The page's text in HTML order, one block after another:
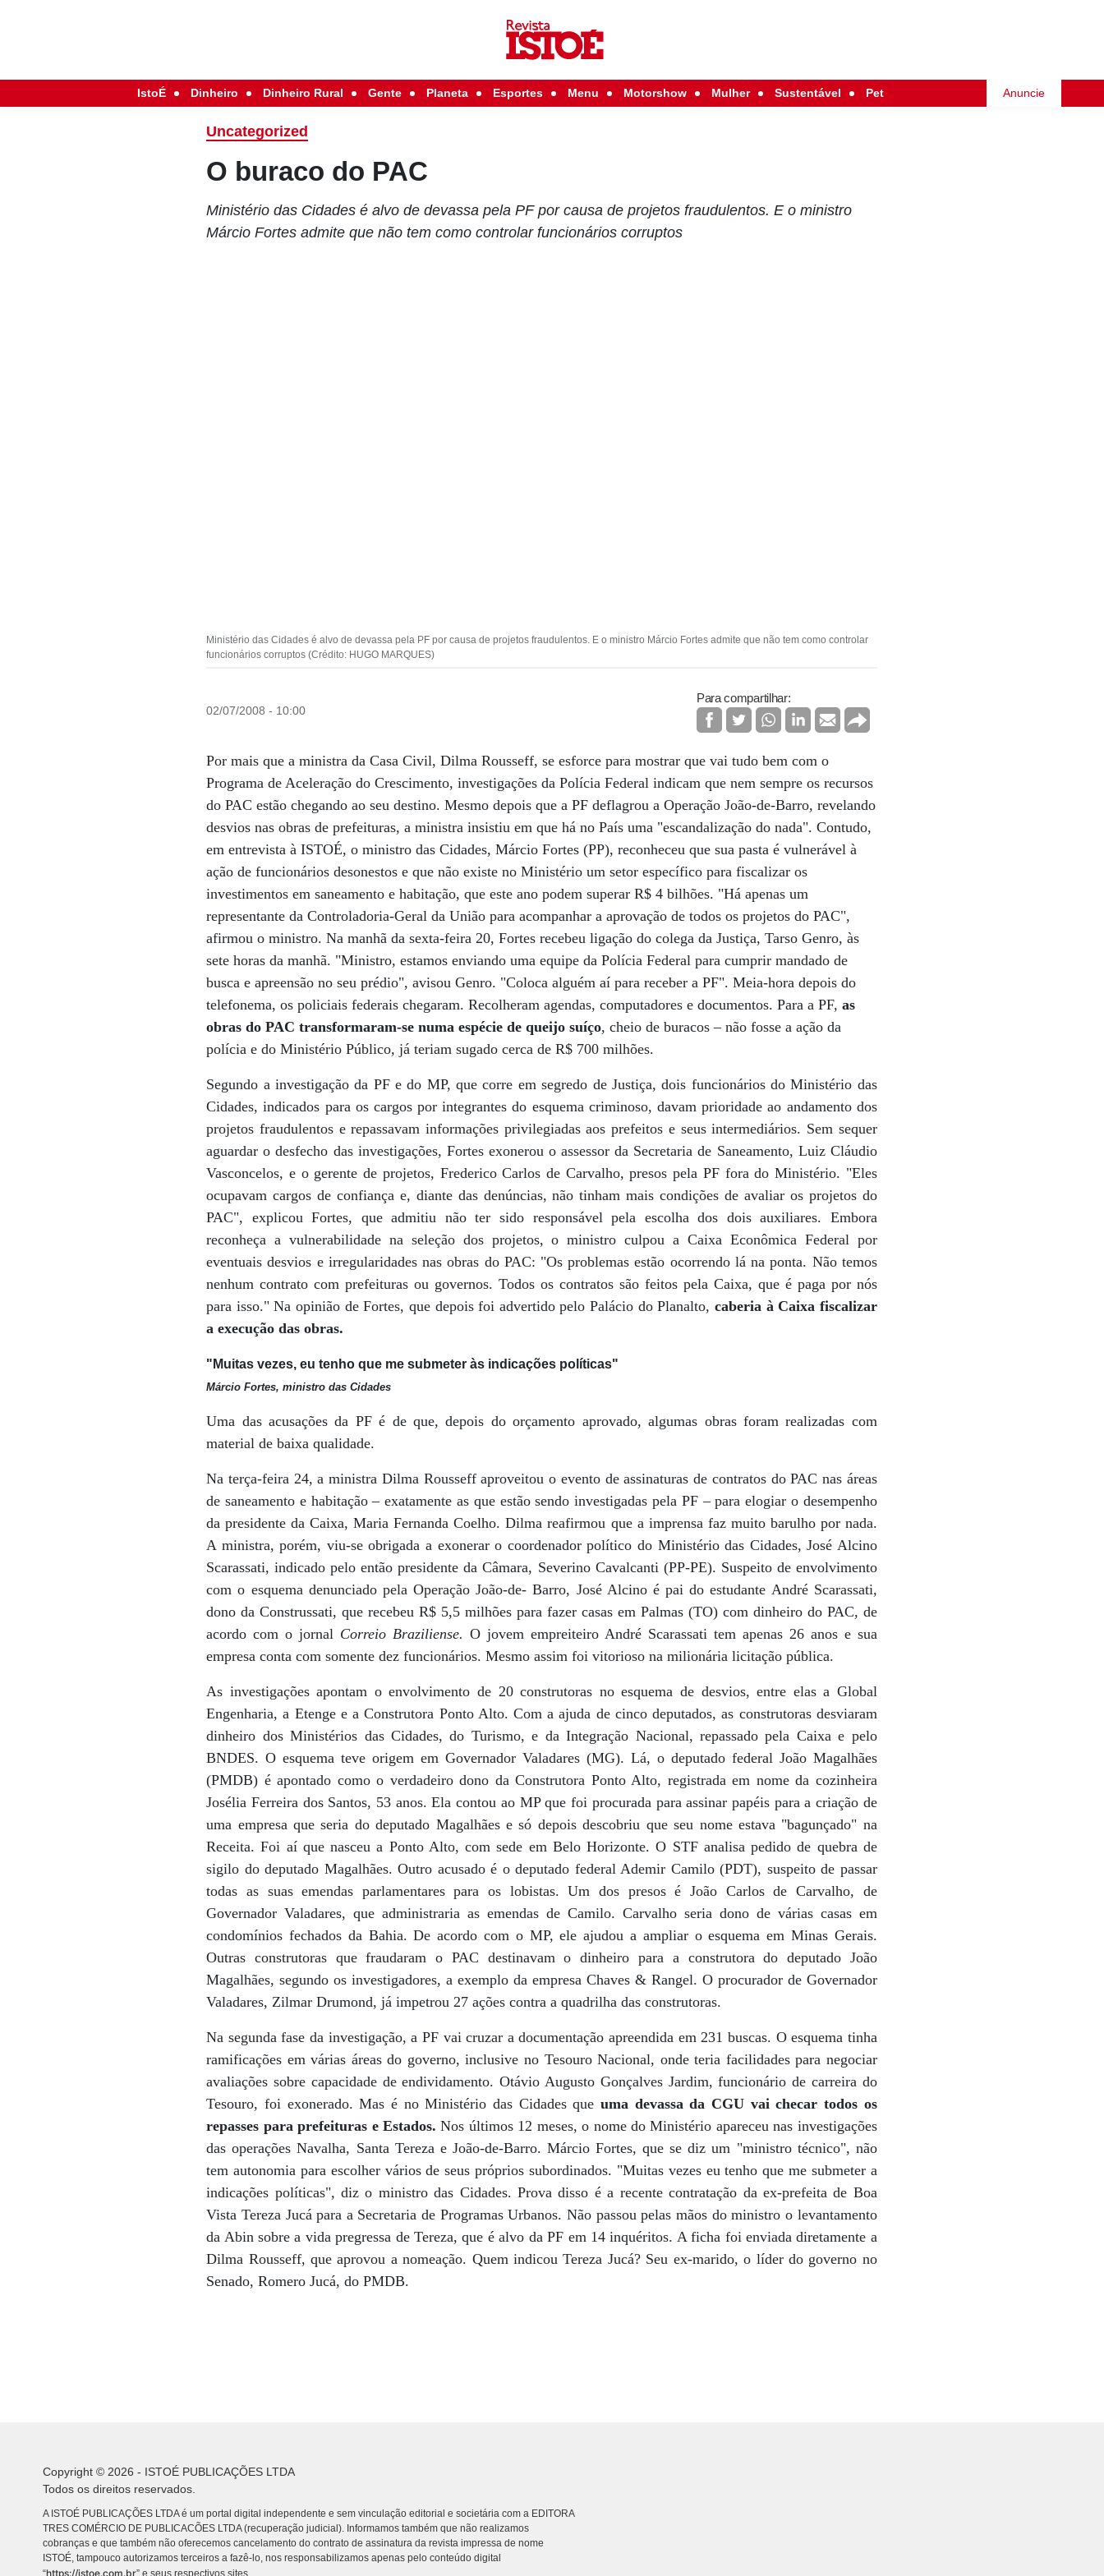
IstoÉ Dinheiro Dinheiro Rural Gente Planeta Esportes Menu Motorshow Mulher Sustentável Pet Anuncie
Uncategorized
O buraco do PAC
Ministério das Cidades é alvo de devassa pela PF por causa de projetos fraudulentos. E o ministro
Márcio Fortes admite que não tem como controlar funcionários corruptos
Ministério das Cidades é alvo de devassa pela PF por causa de projetos fraudulentos. E o ministro Márcio Fortes admite que não tem como controlar
funcionários corruptos (Crédito: HUGO MARQUES)
02/07/2008 - 10:00
Para compartilhar:
Por mais que a ministra da Casa Civil, Dilma Rousseff, se esforce para mostrar que vai tudo bem com o
Programa de Aceleração do Crescimento, investigações da Polícia Federal indicam que nem sempre os recursos
do PAC estão chegando ao seu destino. Mesmo depois que a PF deflagrou a Operação João-de-Barro, revelando
desvios nas obras de prefeituras, a ministra insistiu em que há no País uma "escandalização do nada". Contudo,
em entrevista à ISTOÉ, o ministro das Cidades, Márcio Fortes (PP), reconheceu que sua pasta é vulnerável à
ação de funcionários desonestos e que não existe no Ministério um setor específico para fiscalizar os
investimentos em saneamento e habitação, que este ano podem superar R$ 4 bilhões. "Há apenas um
representante da Controladoria-Geral da União para acompanhar a aprovação de todos os projetos do PAC",
afirmou o ministro. Na manhã da sexta-feira 20, Fortes recebeu ligação do colega da Justiça, Tarso Genro, às
sete horas da manhã. "Ministro, estamos enviando uma equipe da Polícia Federal para cumprir mandado de
busca e apreensão no seu prédio", avisou Genro. "Coloca alguém aí para receber a PF". Meia-hora depois do
telefonema, os policiais federais chegaram. Recolheram agendas, computadores e documentos. Para a PF,as
obras do PAC transformaram-se numa espécie de queijo suíço, cheio de buracos – não fosse a ação da
polícia e do Ministério Público, já teriam sugado cerca de R$ 700 milhões.
Segundo a investigação da PF e do MP, que corre em segredo de Justiça, dois funcionários do Ministério das
Cidades, indicados para os cargos por integrantes do esquema criminoso, davam prioridade ao andamento dos
projetos fraudulentos e repassavam informações privilegiadas aos prefeitos e seus intermediários. Sem sequer
aguardar o desfecho das investigações, Fortes exonerou o assessor da Secretaria de Saneamento, Luiz Cláudio
Vasconcelos, e o gerente de projetos, Frederico Carlos de Carvalho, presos pela PF fora do Ministério. "Eles
ocupavam cargos de confiança e, diante das denúncias, não tinham mais condições de avaliar os projetos do
PAC", explicou Fortes, que admitiu não ter sido responsável pela escolha dos dois auxiliares. Embora
reconheça a vulnerabilidade na seleção dos projetos, o ministro culpou a Caixa Econômica Federal por
eventuais desvios e irregularidades nas obras do PAC: "Os problemas estão ocorrendo lá na ponta. Não temos
nenhum contrato com prefeituras ou governos. Todos os contratos são feitos pela Caixa, que é paga por nós
para isso." Na opinião de Fortes, que depois foi advertido pelo Palácio do Planalto, caberia à Caixa fiscalizar
a execução das obras.
"Muitas vezes, eu tenho que me submeter às indicações políticas"
Márcio Fortes, ministro das Cidades
Uma das acusações da PF é de que, depois do orçamento aprovado, algumas obras foram realizadas com
material de baixa qualidade.
Na terça-feira 24, a ministra Dilma Rousseff aproveitou o evento de assinaturas de contratos do PAC nas áreas
de saneamento e habitação – exatamente as que estão sendo investigadas pela PF – para elogiar o desempenho
da presidente da Caixa, Maria Fernanda Coelho. Dilma reafirmou que a imprensa faz muito barulho por nada.
A ministra, porém, viu-se obrigada a exonerar o coordenador político do Ministério das Cidades, José Alcino
Scarassati, indicado pelo então presidente da Câmara, Severino Cavalcanti (PP-PE). Suspeito de envolvimento
com o esquema denunciado pela Operação João-de- Barro, José Alcino é pai do estudante André Scarassati,
dono da Construssati, que recebeu R$ 5,5 milhões para fazer casas em Palmas (TO) com dinheiro do PAC, de
acordo com o jornal Correio Braziliense. O jovem empreiteiro André Scarassati tem apenas 26 anos e sua
empresa conta com somente dez funcionários. Mesmo assim foi vitorioso na milionária licitação pública.
As investigações apontam o envolvimento de 20 construtoras no esquema de desvios, entre elas a Global
Engenharia, a Etenge e a Construtora Ponto Alto. Com a ajuda de cinco deputados, as construtoras desviaram
dinheiro dos Ministérios das Cidades, do Turismo, e da Integração Nacional, repassado pela Caixa e pelo
BNDES. O esquema teve origem em Governador Valadares (MG). Lá, o deputado federal João Magalhães
(PMDB) é apontado como o verdadeiro dono da Construtora Ponto Alto, registrada em nome da cozinheira
Josélia Ferreira dos Santos, 53 anos. Ela contou ao MP que foi procurada para assinar papéis para a criação de
uma empresa que seria do deputado Magalhães e só depois descobriu que seu nome estava "bagunçado" na
Receita. Foi aí que nasceu a Ponto Alto, com sede em Belo Horizonte. O STF analisa pedido de quebra de
sigilo do deputado Magalhães. Outro acusado é o deputado federal Ademir Camilo (PDT), suspeito de passar
todas as suas emendas parlamentares para os lobistas. Um dos presos é João Carlos de Carvalho, de
Governador Valadares, que administraria as emendas de Camilo. Carvalho seria dono de várias casas em
condomínios fechados da Bahia. De acordo com o MP, ele ajudou a ampliar o esquema em Minas Gerais.
Outras construtoras que fraudaram o PAC destinavam o dinheiro para a construtora do deputado João
Magalhães, segundo os investigadores, a exemplo da empresa Chaves & Rangel. O procurador de Governador
Valadares, Zilmar Drumond, já impetrou 27 ações contra a quadrilha das construtoras.
Na segunda fase da investigação, a PF vai cruzar a documentação apreendida em 231 buscas. O esquema tinha
ramificações em várias áreas do governo, inclusive no Tesouro Nacional, onde teria facilidades para negociar
avaliações sobre capacidade de endividamento. Otávio Augusto Gonçalves Jardim, funcionário de carreira do
Tesouro, foi exonerado. Mas é no Ministério das Cidades queuma devassa da CGU vai checar todos os
repasses para prefeituras e Estados. Nos últimos 12 meses, o nome do Ministério apareceu nas investigações
das operações Navalha, Santa Tereza e João-de-Barro. Márcio Fortes, que se diz um "ministro técnico", não
tem autonomia para escolher vários de seus próprios subordinados. "Muitas vezes eu tenho que me submeter a
indicações políticas", diz o ministro das Cidades. Prova disso é a recente contratação da ex-prefeita de Boa
Vista Tereza Jucá para a Secretaria de Programas Urbanos. Não passou pelas mãos do ministro o levantamento
da Abin sobre a vida pregressa de Tereza, que é alvo da PF em 14 inquéritos. A ficha foi enviada diretamente a
Dilma Rousseff, que aprovou a nomeação. Quem indicou Tereza Jucá? Seu ex-marido, o líder do governo no
Senado, Romero Jucá, do PMDB.
Copyright © 2026 - ISTOÉ PUBLICAÇÕES LTDA
Todos os direitos reservados.
A ISTOÉ PUBLICAÇÕES LTDA é um portal digital independente e sem vinculação editorial e societária com a EDITORA
TRES COMÉRCIO DE PUBLICACÕES LTDA (recuperação judicial). Informamos também que não realizamos
cobranças e que também não oferecemos cancelamento do contrato de assinatura da revista impressa de nome
ISTOÉ, tampouco autorizamos terceiros a fazê-lo, nos responsabilizamos apenas pelo conteúdo digital
“https://istoe.com.br” e seus respectivos sites.